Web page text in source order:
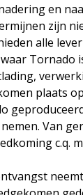
en
zijn
alle
plaats
Van
c.q.